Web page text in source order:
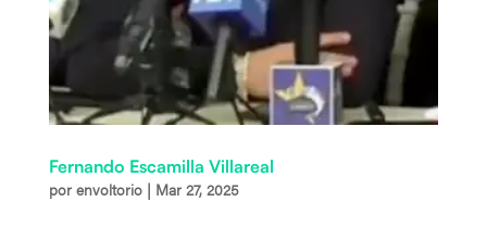
Fernando Escamilla Villareal
por envoltorio| Mar 27, 2025